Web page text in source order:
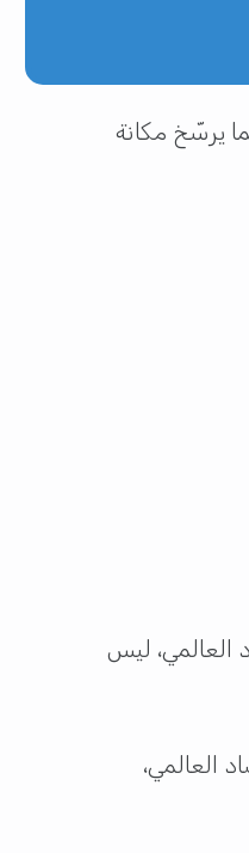
قطر ومجموعة بلومبرغ لاستضافة المنتدى حتى عام 2027، بما يرسّخ مكانة
ليس
العالمي،